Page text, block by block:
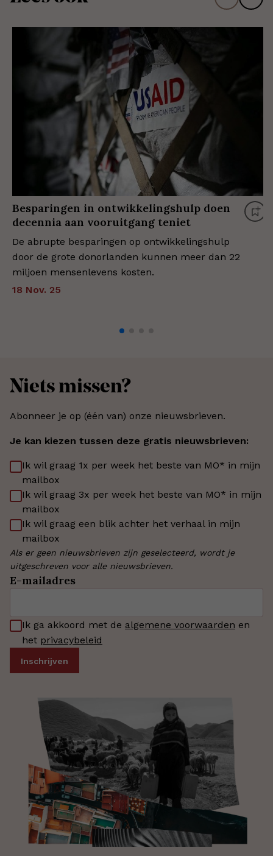
Besparingen in ontwikkelingshulp doen
decennia aan vooruitgang teniet
De abrupte besparingen op ontwikkelingshulp
door de grote donorlanden kunnen meer dan 22
miljoen mensenlevens kosten.
18 Nov. 25
Niets missen?
Abonneer je op (één van) onze nieuwsbrieven.
Je kan kiezen tussen deze gratis nieuwsbrieven:
Ik wil graag 1x per week het beste van MO* in mijn
mailbox
Ik wil graag 3x per week het beste van MO* in mijn
mailbox
Ik wil graag een blik achter het verhaal in mijn
mailbox
Als er geen nieuwsbrieven zijn geselecteerd, wordt je
uitgeschreven voor alle nieuwsbrieven.
E-mailadres
Ik ga akkoord met de algemene voorwaarden en
het privacybeleid